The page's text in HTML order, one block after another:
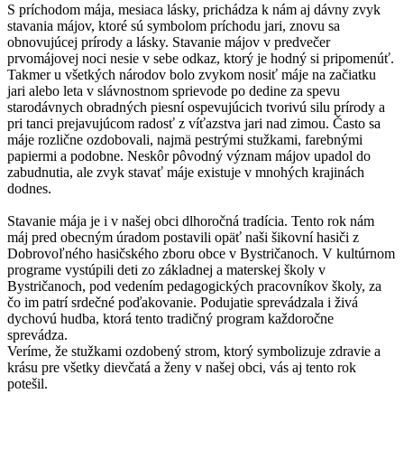
S príchodom mája, mesiaca lásky, prichádza k nám aj dávny zvyk
stavania májov, ktoré sú symbolom príchodu jari, znovu sa
obnovujúcej prírody a lásky. Stavanie májov v predvečer
prvomájovej noci nesie v sebe odkaz, ktorý je hodný si pripomenúť.
Takmer u všetkých národov bolo zvykom nosiť máje na začiatku
jari alebo leta v slávnostnom sprievode po dedine za spevu
starodávnych obradných piesní ospevujúcich tvorivú silu prírody a
pri tanci prejavujúcom radosť z víťazstva jari nad zimou. Často sa
máje rozlične ozdobovali, najmä pestrými stužkami, farebnými
papiermi a podobne. Neskôr pôvodný význam májov upadol do
zabudnutia, ale zvyk stavať máje existuje v mnohých krajinách
dodnes.
Stavanie mája je i v našej obci dlhoročná tradícia. Tento rok nám
máj pred obecným úradom postavili opäť naši šikovní hasiči z
Dobrovoľného hasičského zboru obce v Bystričanoch. V kultúrnom
programe vystúpili deti zo základnej a materskej školy v
Bystričanoch, pod vedením pedagogických pracovníkov školy, za
čo im patrí srdečné poďakovanie. Podujatie sprevádzala i živá
dychovú hudba, ktorá tento tradičný program každoročne
sprevádza.
Veríme, že stužkami ozdobený strom, ktorý symbolizuje zdravie a
krásu pre všetky dievčatá a ženy v našej obci, vás aj tento rok
potešil.